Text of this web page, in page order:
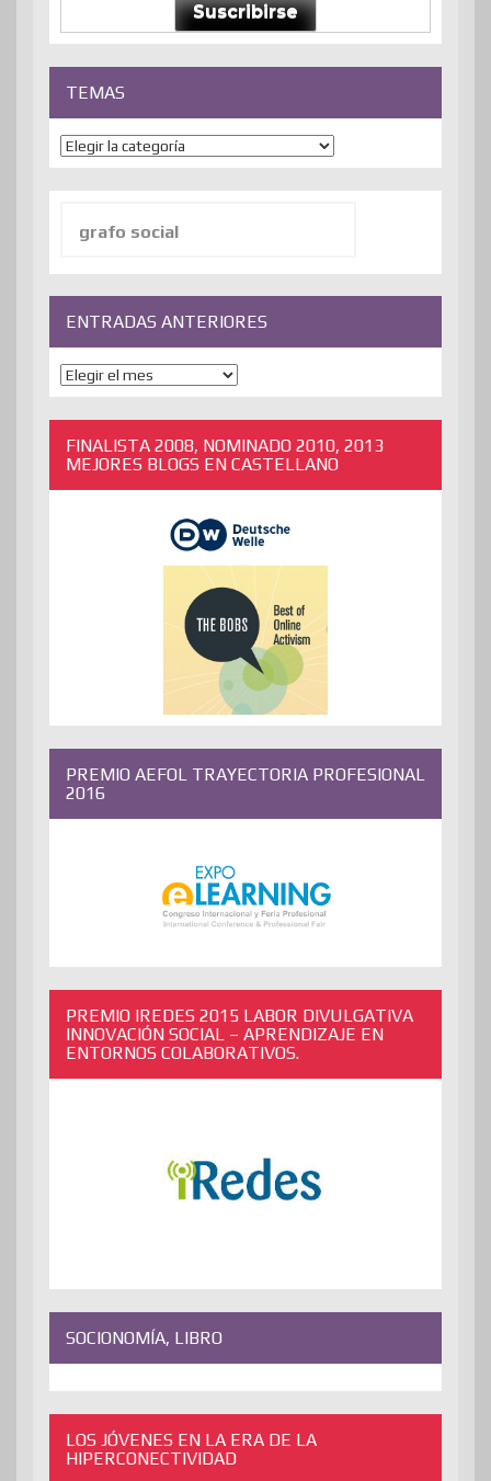
Suscribirse
TEMAS
Temas
ENTRADAS ANTERIORES
ENTRADAS
ANTERIORES
FINALISTA 2008, NOMINADO 2010, 2013
MEJORES BLOGS EN CASTELLANO
PREMIO AEFOL TRAYECTORIA PROFESIONAL
2016
PREMIO IREDES 2015 LABOR DIVULGATIVA
INNOVACIÓN SOCIAL – APRENDIZAJE EN
ENTORNOS COLABORATIVOS.
SOCIONOMÍA, LIBRO
LOS JÓVENES EN LA ERA DE LA
HIPERCONECTIVIDAD